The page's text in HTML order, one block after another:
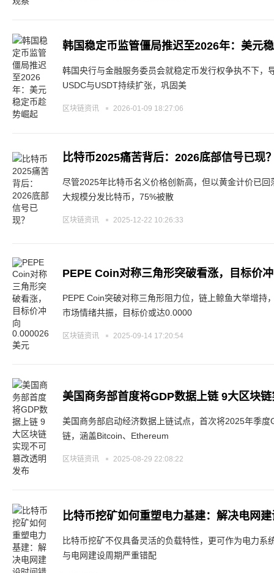
韩国稳定币监管僵局推迟至2026年：美元
韩国央行与金融服务委员会就稳定币发行权争执不下，
USDC与USDT持续扩张，巩固美
区块链资讯 2026-01-09 18:27:06
比特币2025痛苦背后：2026底部信号已现
尽管2025年比特币名义价格创新高，但以黄金计价已
大规模分发比特币，75%被散
区块链资讯 2025-12-22 10:26:33
PEPE Coin对称三角形突破看涨，目标价
PEPE Coin突破对称三角形阻力位，链上鲸鱼大举增持
市场情绪共振，目标价或达0.0000
区块链资讯 2025-09-14 17:20:54
美国商务部首度将GDP数据上链 9大区块
美国商务部启动经济数据上链试点，首次将2025年季
链，涵盖Bitcoin、Ethereum
区块链资讯 2025-08-29 22:08:22
比特币挖矿如何重塑电力基建：解决电网
比特币挖矿不仅具备灵活的负载特性，更可作为电力系
与电网建设周期严重错配